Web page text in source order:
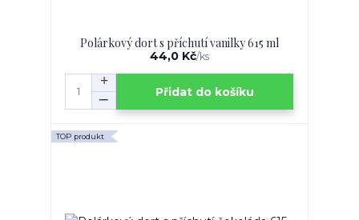
Polárkový dort s příchutí vanilky 615 ml
44,0 Kč/ks
Přidat do košíku
TOP produkt